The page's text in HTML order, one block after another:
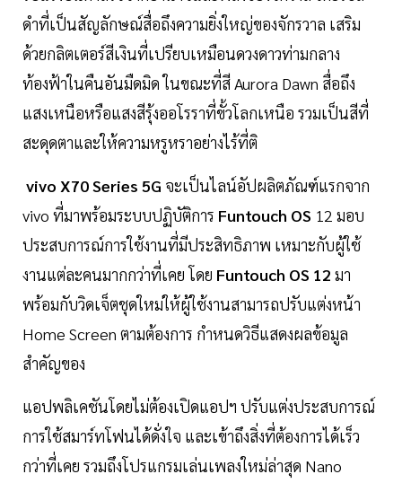
ดำที่เป็นสัญลักษณ์สื่อถึงความยิ่งใหญ่ของจักรวาล เสริม
ด้วยกลิตเตอร์สีเงินที่เปรียบเหมือนดวงดาวท่ามกลาง
ท้องฟ้าในคืนอันมืดมิด ในขณะที่สี Aurora Dawn สื่อถึง
แสงเหนือหรือแสงสีรุ้งออโรราที่ขั้วโลกเหนือ รวมเป็นสีที่
สะดุดตาและให้ความหรูหราอย่างไร้ที่ติ
vivo X70 Series 5G จะเป็นไลน์อัปผลิตภัณฑ์แรกจาก
vivo ที่มาพร้อมระบบปฏิบัติการ Funtouch OS 12 มอบ
ประสบการณ์การใช้งานที่มีประสิทธิภาพ เหมาะกับผู้ใช้
งานแต่ละคนมากกว่าที่เคย โดย Funtouch OS 12 มา
พร้อมกับวิดเจ็ตชุดใหม่ให้ผู้ใช้งานสามารถปรับแต่งหน้า
Home Screen ตามต้องการ กำหนดวิธีแสดงผลข้อมูล
สำคัญของ
แอปพลิเคชันโดยไม่ต้องเปิดแอปฯ ปรับแต่งประสบการณ์
การใช้สมาร์ทโฟนได้ดั่งใจ และเข้าถึงสิ่งที่ต้องการได้เร็ว
กว่าที่เคย รวมถึงโปรแกรมเล่นเพลงใหม่ล่าสุด Nano